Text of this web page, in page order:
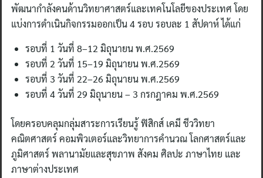
พัฒนากำลังคนด้านวิทยาศาสตร์และเทคโนโลยีของประเทศ โดย
แบ่งการดำเนินกิจกรรมออกเป็น 4 รอบ รอบละ 1 สัปดาห์ ได้แก่
รอบที่ 1 วันที่ 8–12 มิถุนายน พ.ศ.2569
รอบที่ 2 วันที่ 15–19 มิถุนายน พ.ศ.2569
รอบที่ 3 วันที่ 22–26 มิถุนายน พ.ศ.2569
รอบที่ 4 วันที่ 29 มิถุนายน – 3 กรกฎาคม พ.ศ.2569
โดยครอบคลุมกลุ่มสาระการเรียนรู้ ฟิสิกส์ เคมี ชีววิทยา
คณิตศาสตร์ คอมพิวเตอร์และวิทยาการคำนวณ โลกศาสตร์และ
ภูมิศาสตร์ พลานามัยและสุขภาพ สังคม ศิลปะ ภาษาไทย และ
ภาษาต่างประเทศ